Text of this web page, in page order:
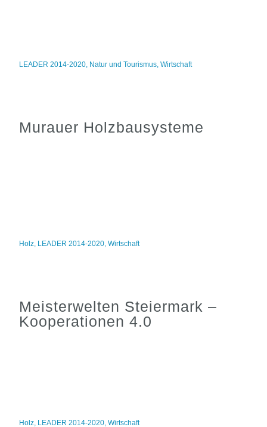
LEADER 2014-2020, Natur und Tourismus,Wirtschaft
Murauer Holzbausysteme
Holz, LEADER 2014-2020,Wirtschaft
Meisterwelten Steiermark –
Kooperationen 4.0
Holz, LEADER 2014-2020,Wirtschaft